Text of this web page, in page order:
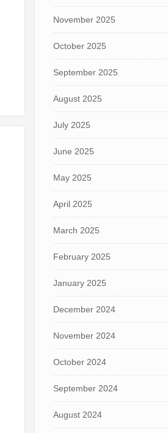
November 2025
October 2025
September 2025
August 2025
July 2025
June 2025
May 2025
April 2025
March 2025
February 2025
January 2025
December 2024
November 2024
October 2024
September 2024
August 2024